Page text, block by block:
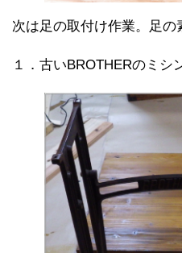
次は足の取付け作業。足の
１．古いBROTHERのミシ